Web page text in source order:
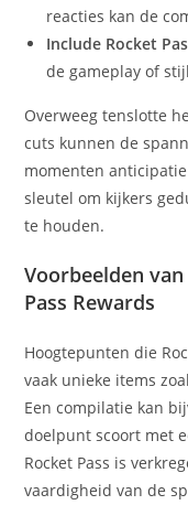
reacties kan de
Include Rocket
de gameplay of
Overweeg tenslotte
cuts kunnen de
momenten
sleutel om kijkers
te houden.
Voorbeelden
Pass Rewards
Hoogtepunten die
vaak unieke items
Een compilatie kan
doelpunt scoort met
Rocket Pass is
vaardigheid van de